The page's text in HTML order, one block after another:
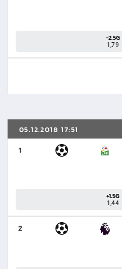
-2.5G
1,79
05.12.2018 17:51
1
+1.5G
1,44
2